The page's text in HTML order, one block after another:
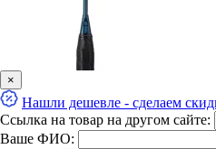
×
Нашли дешевле - сделаем
Ссылка на товар на другом сайте:
Ваше ФИО: